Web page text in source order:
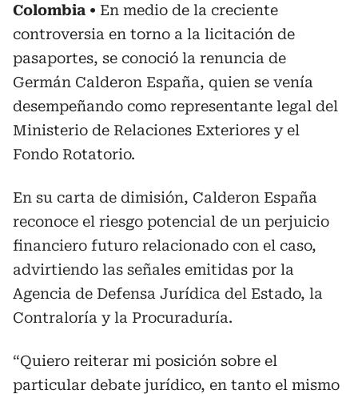
Colombia
En medio de la creciente
controversia en torno a la licitación de
pasaportes, se conoció la renuncia de
Germán Calderon España, quien se venía
desempeñando como representante legal del
Ministerio de Relaciones Exteriores y el
Fondo Rotatorio.
En su carta de dimisión, Calderon España
reconoce el riesgo potencial de un perjuicio
financiero futuro relacionado con el caso,
advirtiendo las señales emitidas por la
Agencia de Defensa Jurídica del Estado, la
Contraloría y la Procuraduría.
“Quiero reiterar mi posición sobre el
particular debate jurídico, en tanto el mismo